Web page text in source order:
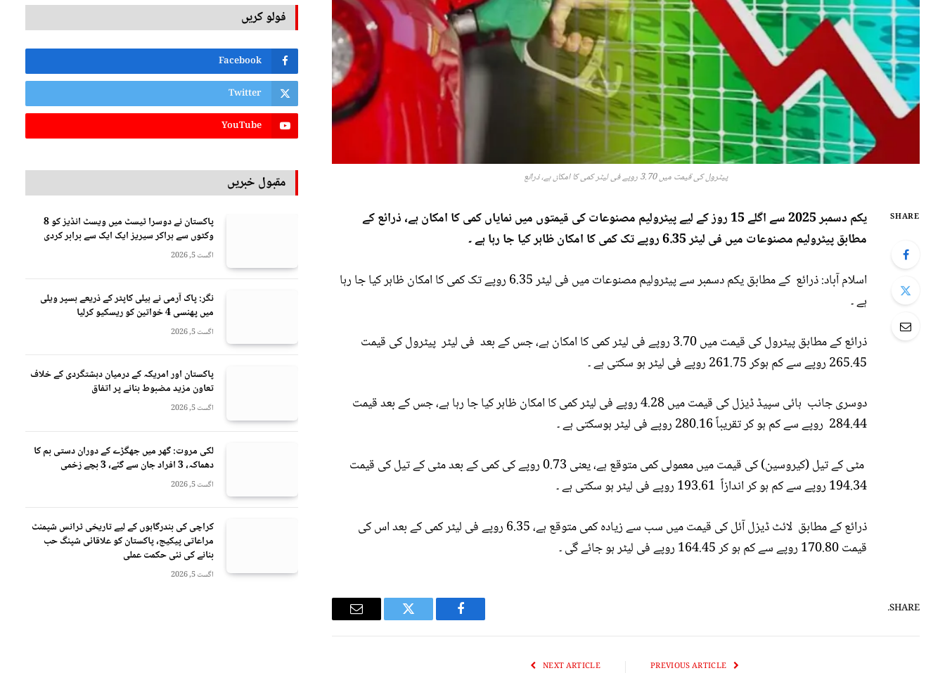
پیٹرول کی قیمت میں 3.70 روپے فی لیٹر کمی کا امکان ہے، ذرائع
SHARE
یکم دسمبر 2025 سے اگلے 15 روز کے لیے پیٹرولیم مصنوعات کی قیمتوں میں نمایاں کمی کا امکان ہے، ذرائع کے
مطابق پیٹرولیم مصنوعات میں فی لیٹر 6.35 روپے تک کمی کا امکان ظاہر کیا جا رہا ہے ۔
اسلام آباد: ذرائع کے مطابق یکم دسمبر سے پیٹرولیم مصنوعات میں فی لیٹر 6.35 روپے تک کمی کا امکان ظاہر کیا جا رہا
ہے ۔
ذرائع کے مطابق پیٹرول کی قیمت میں 3.70 روپے فی لیٹر کمی کا امکان ہے، جس کے بعد فی لیٹر پیٹرول کی قیمت
265.45 روپے سے کم ہوکر 261.75 روپے فی لیٹر ہو سکتی ہے ۔
دوسری جانب ہائی سپیڈ ڈیزل کی قیمت میں 4.28 روپے فی لیٹر کمی کا امکان ظاہر کیا جا رہا ہے، جس کے بعد قیمت
284.44 روپے سے کم ہو کر تقریباً 280.16 روپے فی لیٹر ہوسکتی ہے ۔
مٹی کے تیل (کيروسین) کی قیمت میں معمولی کمی متوقع ہے، یعنی 0.73 روپے کی کمی کے بعد مٹی کے تیل کی قیمت
194.34 روپے سے کم ہو کر اندازاً 193.61 روپے فی لیٹر ہو سکتی ہے ۔
ذرائع کے مطابق لائٹ ڈیزل آئل کی قیمت میں سب سے زیادہ کمی متوقع ہے، 6.35 روپے فی لیٹر کمی کے بعد اس کی
قیمت 170.80 روپے سے کم ہو کر 164.45 روپے فی لیٹر ہو جائے گی ۔
SHARE.
Facebook
Twitter
Email
NEXT ARTICLE
فولو کریں
Facebook
Twitter
YouTube
مقبول خبریں
پاکستان نے دوسرا ٹیسٹ میں ویسٹ انڈیز کو 8
وکٹوں سے ہراکر سیریز ایک ایک سے برابر کردی
اگست 5, 2026
نگر: پاک آرمی نے ہیلی کاپٹر کے ذریعے ہسپر ویلی
میں پھنسی 4 خواتین کو ریسکیو کرلیا
اگست 5, 2026
پاکستان اور امریکہ کے درمیان دہشتگردی کے خلاف
تعاون مزید مضبوط بنانے پر اتفاق
اگست 5, 2026
لکی مروت: گھر میں جھگڑے کے دوران دستی بم کا
دھماکہ، 3 افراد جان سے گئے، 3 بچے زخمی
اگست 5, 2026
کراچی کی بندرگاہوں کے لیے تاریخی ٹرانس شپمنٹ
مراعاتی پیکیج، پاکستان کو علاقائی شپنگ حب
بنانے کی نئی حکمت عملی
اگست 5, 2026